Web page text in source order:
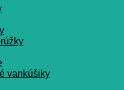
vankúšiky